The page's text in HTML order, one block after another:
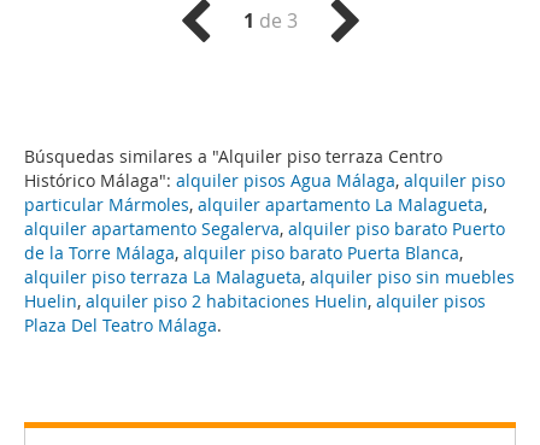
Búsquedas similares a "Alquiler piso terraza Centro
Histórico Málaga": alquiler pisos Agua Málaga, alquiler piso
particular Mármoles, alquiler apartamento La Malagueta,
alquiler apartamento Segalerva, alquiler piso barato Puerto
de la Torre Málaga, alquiler piso barato Puerta Blanca,
alquiler piso terraza La Malagueta, alquiler piso sin muebles
Huelin, alquiler piso 2 habitaciones Huelin, alquiler pisos
Plaza Del Teatro Málaga.
1 de 3